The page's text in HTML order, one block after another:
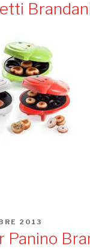
bere
frutta”
2013
Panino